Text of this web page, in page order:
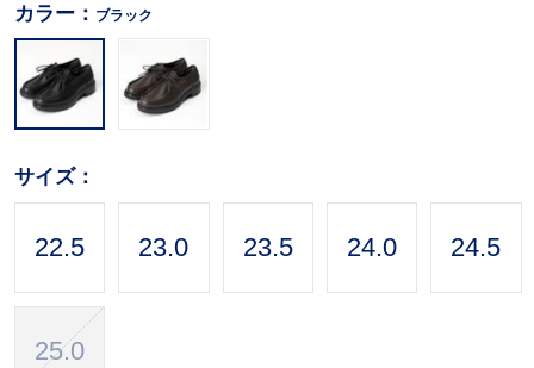
カラー： ブラック
サイズ：
22.5 23.0 23.5 24.0 24.5
25.0